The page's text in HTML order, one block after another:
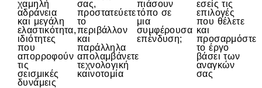
χαμηλή
αδράνεια
και μεγάλη
ελαστικότητα,
ιδιότητες
που
απορροφούν
τις
σεισμικές
δυνάμεις
σας,
προστατεύετε
το
περιβάλλον
και
παράλληλα
απολαμβάνετε
τεχνολογική
καινοτομία
πιάσουν
τόπο σε
μια
συμφέρουσα
επένδυση;
εσείς τις
επιλογές
που θέλετε
και
προσαρμόστε
το έργο
βάσει των
αναγκών
σας